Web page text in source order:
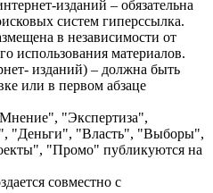
изданий – обязательна
систем гиперссылка.
в независимости от
использования материалов.
изданий) – должна быть
или в первом абзаце
"Экспертиза",
"Деньги", "Власть", "Выборы",
"Промо" публикуются на
совместно с